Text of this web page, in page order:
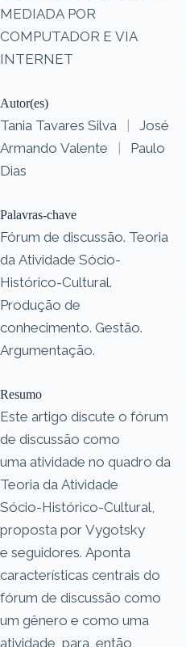
MEDIADA POR
COMPUTADOR E VIA
INTERNET
Autor(es)
Tania Tavares Silva |
José
Armando Valente
|
Paulo
Dias
Palavras-chave
Fórum de discussão. Teoria
da Atividade Sócio-
Histórico-Cultural.
Produção de
conhecimento. Gestão.
Argumentação.
Resumo
Este artigo discute o fórum
de discussão como
uma atividade no quadro da
Teoria da Atividade
Sócio-Histórico-Cultural,
proposta por Vygotsky
e seguidores. Aponta
características centrais do
fórum de discussão como
um gênero e como uma
atividade, para, então,